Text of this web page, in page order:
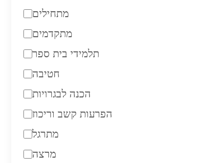
מתחילים
מתקדמים
תלמידי בית ספר
חטיבה
הכנה לבגרויות
הפרעות קשב וריכוז
מתרגל
מרצה